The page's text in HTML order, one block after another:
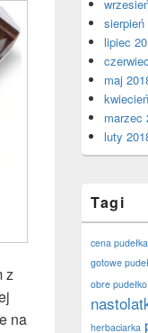
z
na
sierpień
lipiec
maj
marzec
luty
Tagi
cena
gotowe
obre
herbaciarka